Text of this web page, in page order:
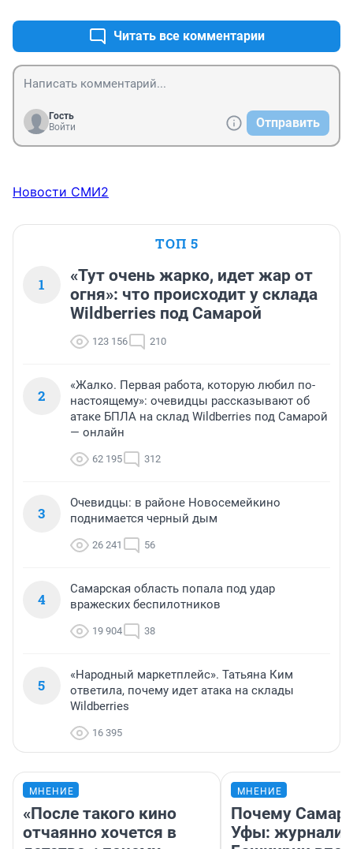
Читать все комментарии
Гость
Войти
Отправить
Новости СМИ2
ТОП 5
1
«Тут очень жарко, идет жар от
огня»: что происходит у склада
Wildberries под Самарой
123 156 210
2
«Жалко. Первая работа, которую любил по-
настоящему»: очевидцы рассказывают об
атаке БПЛА на склад Wildberries под Самарой
— онлайн
62 195 312
3
Очевидцы: в районе Новосемейкино
поднимается черный дым
26 241 56
4
Самарская область попала под удар
вражеских беспилотников
19 904 38
5
«Народный маркетплейс». Татьяна Ким
ответила, почему идет атака на склады
Wildberries
16 395
МНЕНИЕ
«После такого кино
отчаянно хочется в
МНЕНИЕ
Почему
Уфы: